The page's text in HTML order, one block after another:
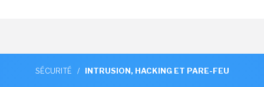
SÉCURITÉ / INTRUSION, HACKING ET PARE-FEU